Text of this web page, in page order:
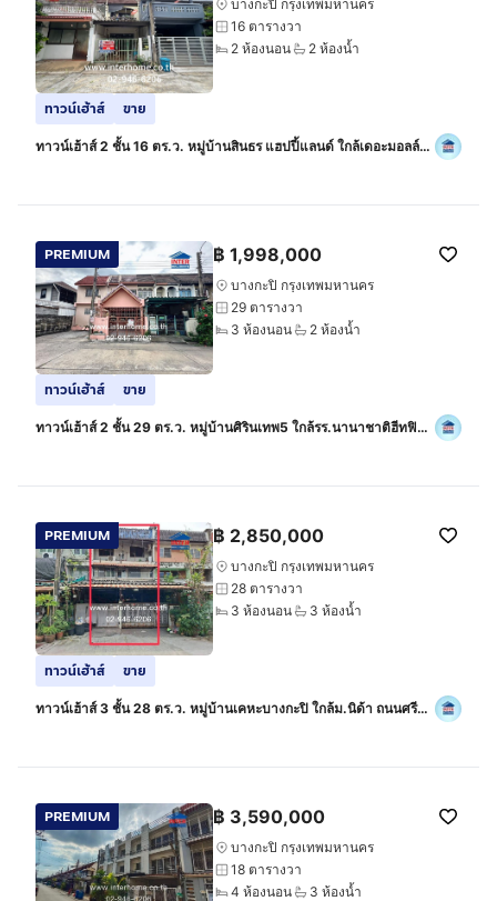
บางกะปิ กรุงเทพมหานคร
16 ตารางวา
2 ห้องนอน
2 ห้องน้ำ
ทาวน์เฮ้าส์ ขาย
ทาวน์เฮ้าส์ 2 ชั้น 16 ตร.ว. หมู่บ้านสินธร แฮปปี้แลนด์ ใกล้เดอะมอลล์
PREMIUM ฿ 1,998,000
บางกะปิ กรุงเทพมหานคร
29 ตารางวา
3 ห้องนอน
2 ห้องน้ำ
ทาวน์เฮ้าส์ ขาย
ทาวน์เฮ้าส์ 2 ชั้น 29 ตร.ว. หมู่บ้านศิรินเทพ5 ใกล้รร.นานาชาติฮีทฟิลด์
PREMIUM ฿ 2,850,000
บางกะปิ กรุงเทพมหานคร
28 ตารางวา
3 ห้องนอน
3 ห้องน้ำ
ทาวน์เฮ้าส์ ขาย
ทาวน์เฮ้าส์ 3 ชั้น 28 ตร.ว. หมู่บ้านเคหะบางกะปิ ใกล้ม.นิด้า ถนนศรี
PREMIUM ฿ 3,590,000
บางกะปิ กรุงเทพมหานคร
18 ตารางวา
4 ห้องนอน
3 ห้องน้ำ